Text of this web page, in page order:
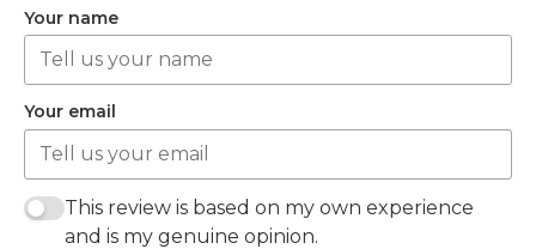
Your name
Your email
This review is based on my own experience
and is my genuine opinion.